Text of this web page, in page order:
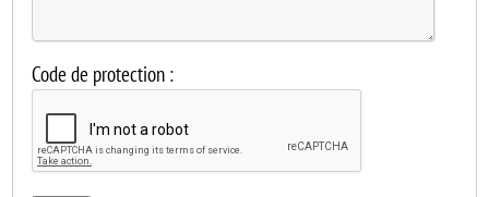
Code de protection :